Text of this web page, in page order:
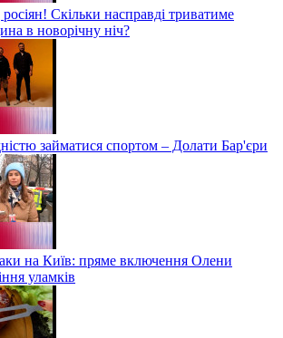
Скільки насправді триватиме
в новорічну ніч?
займатися спортом – Долати Бар'єри
на Київ: пряме включення Олени
уламків